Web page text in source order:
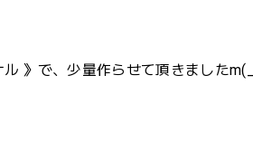
》で、少量作らせて頂きましたm(_